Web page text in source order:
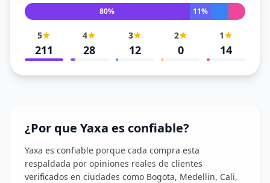
80% 11%
5
211
4
28
3
12
2
0
1
14
¿Por que Yaxa es confiable?
Yaxa es confiable porque cada compra esta
respaldada por opiniones reales de clientes
verificados en ciudades como Bogota, Medellin, Cali,